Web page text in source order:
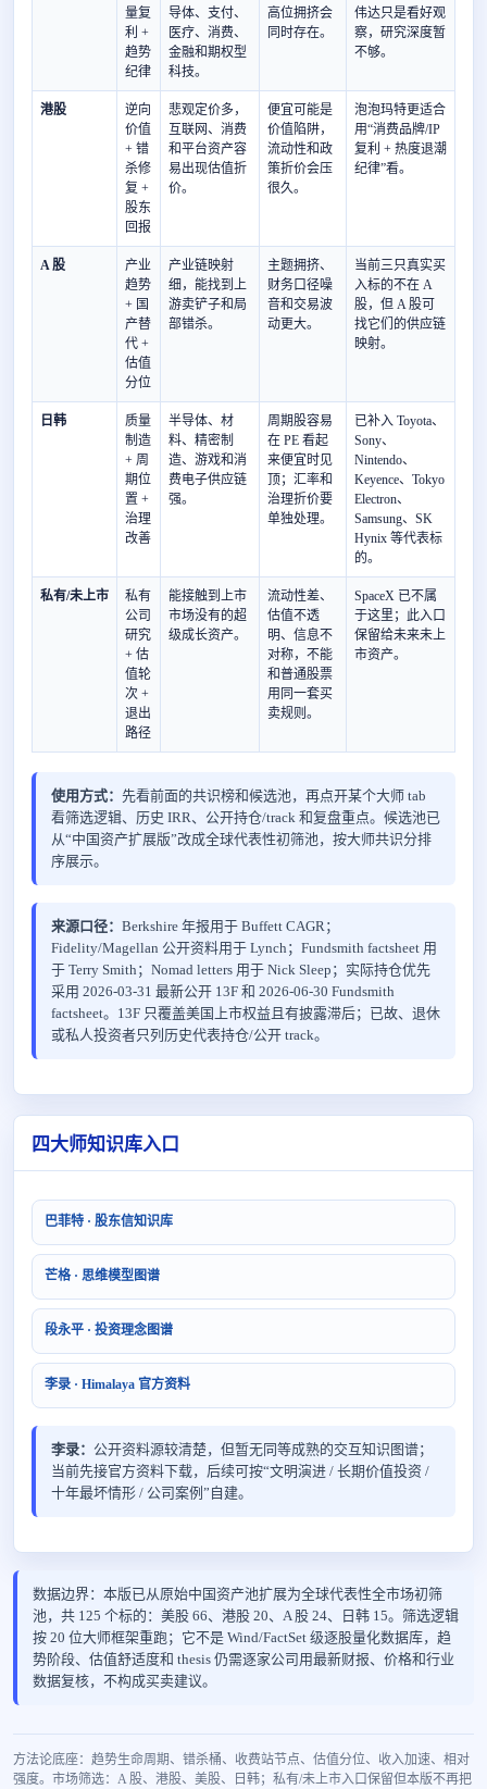
量复
利 +
趋势
纪律
导体、支付、
医疗、消费、
金融和期权型
科技。
高位拥挤会
同时存在。
伟达只是看好观
察，研究深度暂
不够。
港股
逆向
价值
+ 错
杀修
复 +
股东
回报
悲观定价多，
互联网、消费
和平台资产容
易出现估值折
价。
便宜可能是
价值陷阱，
流动性和政
策折价会压
很久。
泡泡玛特更适合
用“消费品牌/IP
复利 + 热度退潮
纪律”看。
A 股
产业
趋势
+ 国
产替
代 +
估值
分位
产业链映射
细，能找到上
游卖铲子和局
部错杀。
主题拥挤、
财务口径噪
音和交易波
动更大。
当前三只真实买
入标的不在 A
股，但 A 股可
找它们的供应链
映射。
日韩
质量
制造
+ 周
期位
置 +
治理
改善
半导体、材
料、精密制
造、游戏和消
费电子供应链
强。
周期股容易
在 PE 看起
来便宜时见
顶；汇率和
治理折价要
单独处理。
已补入 Toyota、
Sony、
Nintendo、
Keyence、Tokyo
Electron、
Samsung、SK
Hynix 等代表标
的。
私有/未上市
私有
公司
研究
+ 估
值轮
次 +
退出
路径
能接触到上市
市场没有的超
级成长资产。
流动性差、
估值不透
明、信息不
对称，不能
和普通股票
用同一套买
卖规则。
SpaceX 已不属
于这里；此入口
保留给未来未上
市资产。
使用方式： 先看前面的共识榜和候选池，再点开某个大师 tab
看筛选逻辑、历史 IRR、公开持仓/track 和复盘重点。候选池已
从“中国资产扩展版”改成全球代表性初筛池，按大师共识分排
序展示。
来源口径： Berkshire 年报用于 Buffett CAGR；
Fidelity/Magellan 公开资料用于 Lynch；Fundsmith factsheet 用
于 Terry Smith；Nomad letters 用于 Nick Sleep；实际持仓优先
采用 2026-03-31 最新公开 13F 和 2026-06-30 Fundsmith
factsheet。13F 只覆盖美国上市权益且有披露滞后；已故、退休
或私人投资者只列历史代表持仓/公开 track。
四大师知识库入口
巴菲特 · 股东信知识库
芒格 · 思维模型图谱
段永平 · 投资理念图谱
李录 · Himalaya 官方资料
李录： 公开资料源较清楚，但暂无同等成熟的交互知识图谱；
当前先接官方资料下载，后续可按“文明演进 / 长期价值投资 /
十年最坏情形 / 公司案例”自建。
数据边界：本版已从原始中国资产池扩展为全球代表性全市场初筛
池，共 125 个标的：美股 66、港股 20、A 股 24、日韩 15。筛选逻辑
按 20 位大师框架重跑；它不是 Wind/FactSet 级逐股量化数据库，趋
势阶段、估值舒适度和 thesis 仍需逐家公司用最新财报、价格和行业
数据复核，不构成买卖建议。
方法论底座：趋势生命周期、错杀桶、收费站节点、估值分位、收入加速、相对
强度。市场筛选：A 股、港股、美股、日韩；私有/未上市入口保留但本版不再把